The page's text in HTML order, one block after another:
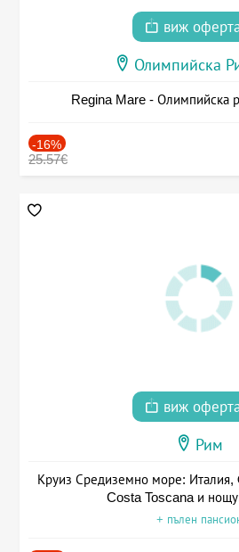
виж
Олимпийска
Regina Mare - Олимпийска
-16%
25.57€
виж
Рим
Круиз Средиземно море: Италия,
Costa Toscana и
+ пълен